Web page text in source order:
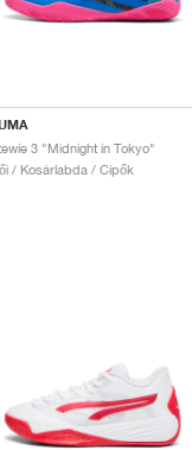
3 "Midnight in Tokyo"
/ Kosárlabda / Cipők